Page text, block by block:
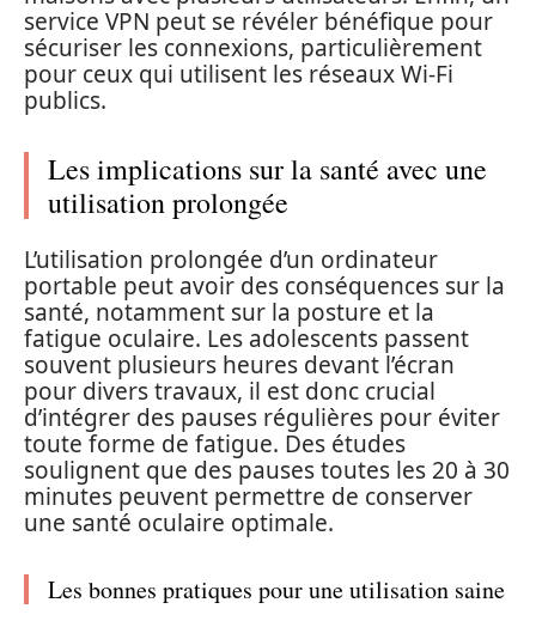
service VPN peut se révéler bénéfique pour
sécuriser les connexions, particulièrement
pour ceux qui utilisent les réseaux Wi-Fi
publics.
Les implications sur la santé avec une
utilisation prolongée
L’utilisation prolongée d’un ordinateur
portable peut avoir des conséquences sur la
santé, notamment sur la posture et la
fatigue oculaire. Les adolescents passent
souvent plusieurs heures devant l’écran
pour divers travaux, il est donc crucial
d’intégrer des pauses régulières pour éviter
toute forme de fatigue. Des études
soulignent que des pauses toutes les 20 à 30
minutes peuvent permettre de conserver
une santé oculaire optimale.
Les bonnes pratiques pour une utilisation saine